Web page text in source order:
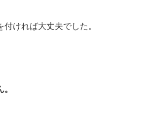
ければ大丈夫でした。